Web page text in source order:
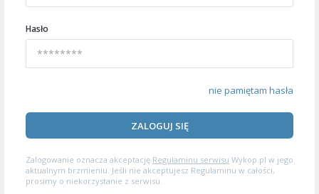
Hasło
nie pamiętam hasła
ZALOGUJ SIĘ
Zalogowanie oznacza akceptację Regulaminu serwisu Wykop.pl w jego
aktualnym brzmieniu. Jeśli nie akceptujesz Regulaminu w całości,
prosimy o niekorzystanie z serwisu.